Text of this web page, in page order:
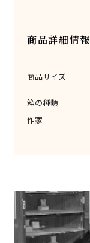
商品詳細情報
商品サイズ
箱の種類
作家